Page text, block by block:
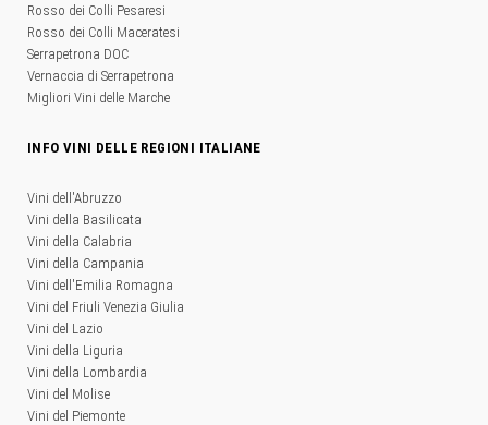
Rosso dei Colli Pesaresi
Rosso dei Colli Maceratesi
Serrapetrona DOC
Vernaccia di Serrapetrona
Migliori Vini delle Marche
INFO VINI DELLE REGIONI ITALIANE
Vini dell'Abruzzo
Vini della Basilicata
Vini della Calabria
Vini della Campania
Vini dell'Emilia Romagna
Vini del Friuli Venezia Giulia
Vini del Lazio
Vini della Liguria
Vini della Lombardia
Vini del Molise
Vini del Piemonte